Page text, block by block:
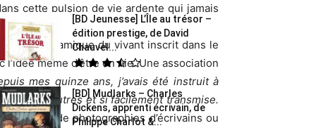
cette pulsion de vie ardente qui jamais
dynamique du vivant inscrit dans le
même d’être en vie. Une association
mes quinze ans, j’avais été instruit à
par les autres et si facilement transmise.
jalonné de photographies d’écrivains ou
[BD Jeunesse] L’Île au trésor –
édition prestige, de David
Chauvel...
[BD] Mudlarks – Charles
Dickens, apprenti écrivain, de
Philippe Charlot &...